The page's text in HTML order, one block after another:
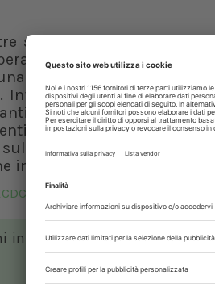
sono i percorsi
una valutazione
sorveglianza integrata
si deve investire
e prevenzione
di nuovi
resistenza
in tema di buone pratiche
EFSA,
in contatto con noi sui nostri